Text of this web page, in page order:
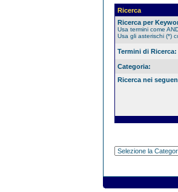
Ricerca
Ricerca per
Usa termini come
Usa gli asterischi (*)
Termini di Ricerca:
Categoria:
Ricerca nei